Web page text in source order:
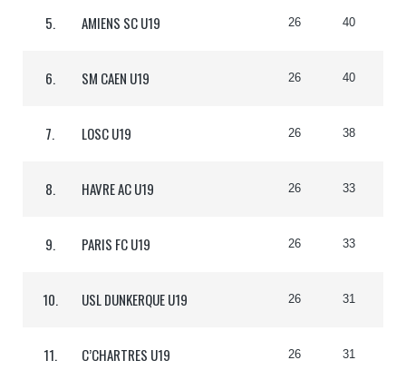
5. AMIENS SC U19 26 40
6. SM CAEN U19 26 40
7. LOSC U19 26 38
8. HAVRE AC U19 26 33
9. PARIS FC U19 26 33
10. USL DUNKERQUE U19 26 31
11. C’CHARTRES U19 26 31